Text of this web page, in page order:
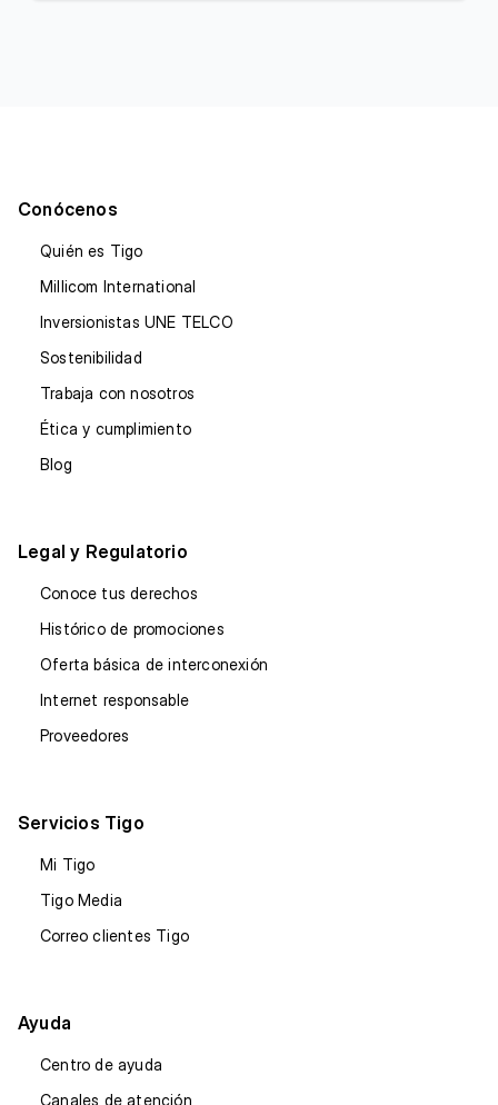
Conócenos
Quién es Tigo
Millicom International
Inversionistas UNE TELCO
Sostenibilidad
Trabaja con nosotros
Ética y cumplimiento
Blog
Legal y Regulatorio
Conoce tus derechos
Histórico de promociones
Oferta básica de interconexión
Internet responsable
Proveedores
Servicios Tigo
Mi Tigo
Tigo Media
Correo clientes Tigo
Ayuda
Centro de ayuda
Canales de atención